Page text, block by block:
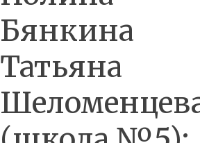
Татьяна